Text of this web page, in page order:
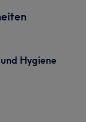
Hygiene